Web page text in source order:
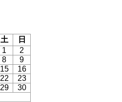
土
日
1
2
8
9
15
16
22
23
29
30